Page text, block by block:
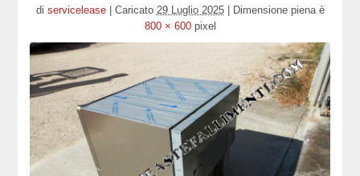
di servicelease Caricato 29 Luglio 2025
Dimensione piena è
800 × 600pixel